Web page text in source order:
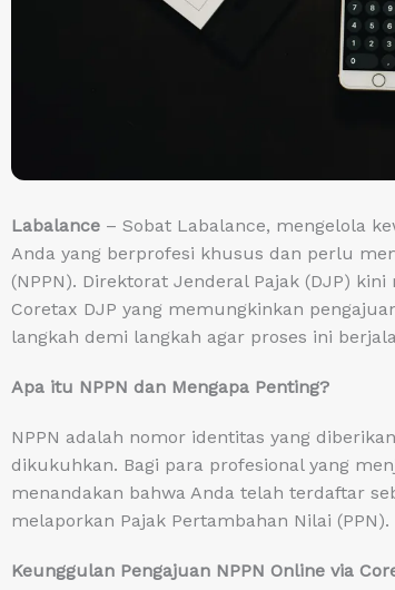
Labalance – Sobat Labalance, mengelola
Anda yang berprofesi khusus dan perlu
(NPPN). Direktorat Jenderal Pajak (DJP)
Coretax DJP yang memungkinkan
langkah demi langkah agar proses ini
Apa itu NPPN dan Mengapa Penting?
NPPN adalah nomor identitas yang
dikukuhkan. Bagi para profesional yang
menandakan bahwa Anda telah terdaftar
melaporkan Pajak Pertambahan Nilai (PPN).
Keunggulan Pengajuan NPPN Online via